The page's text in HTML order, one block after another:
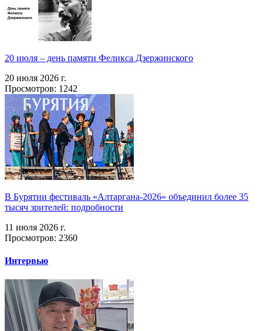
20 июля – день памяти Феликса Дзержинского
20 июля 2026 г.
Просмотров: 1242
В Бурятии фестиваль «Алтаргана-2026» объединил более 35
тысяч зрителей: подробности
11 июля 2026 г.
Просмотров: 2360
Интервью